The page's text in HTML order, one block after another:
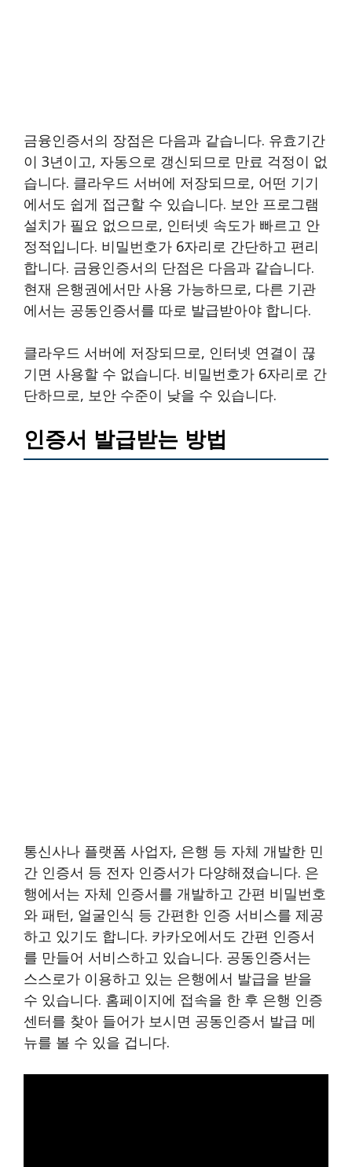
금융인증서의 장점은 다음과 같습니다. 유효기간
이 3년이고, 자동으로 갱신되므로 만료 걱정이 없
습니다. 클라우드 서버에 저장되므로, 어떤 기기
에서도 쉽게 접근할 수 있습니다. 보안 프로그램
설치가 필요 없으므로, 인터넷 속도가 빠르고 안
정적입니다. 비밀번호가 6자리로 간단하고 편리
합니다. 금융인증서의 단점은 다음과 같습니다.
현재 은행권에서만 사용 가능하므로, 다른 기관
에서는 공동인증서를 따로 발급받아야 합니다.
클라우드 서버에 저장되므로, 인터넷 연결이 끊
기면 사용할 수 없습니다. 비밀번호가 6자리로 간
단하므로, 보안 수준이 낮을 수 있습니다.
인증서 발급받는 방법
통신사나 플랫폼 사업자, 은행 등 자체 개발한 민
간 인증서 등 전자 인증서가 다양해졌습니다. 은
행에서는 자체 인증서를 개발하고 간편 비밀번호
와 패턴, 얼굴인식 등 간편한 인증 서비스를 제공
하고 있기도 합니다. 카카오에서도 간편 인증서
를 만들어 서비스하고 있습니다. 공동인증서는
스스로가 이용하고 있는 은행에서 발급을 받을
수 있습니다. 홈페이지에 접속을 한 후 은행 인증
센터를 찾아 들어가 보시면 공동인증서 발급 메
뉴를 볼 수 있을 겁니다.